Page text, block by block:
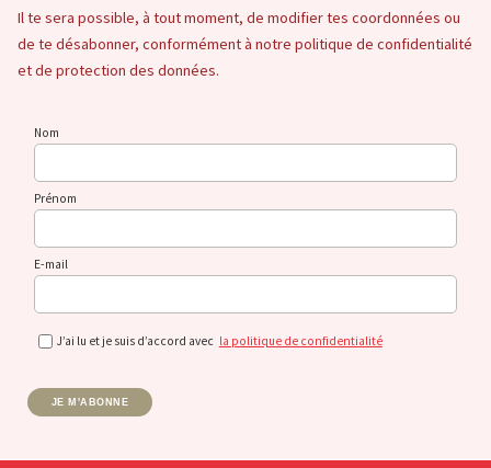
Il te sera possible, à tout moment, de modifier tes coordonnées ou
de te désabonner, conformément à notre politique de confidentialité
et de protection des données.
Nom
Prénom
E-mail
J’ai lu et je suis d’accord avec la politique de confidentialité
JE M'ABONNE